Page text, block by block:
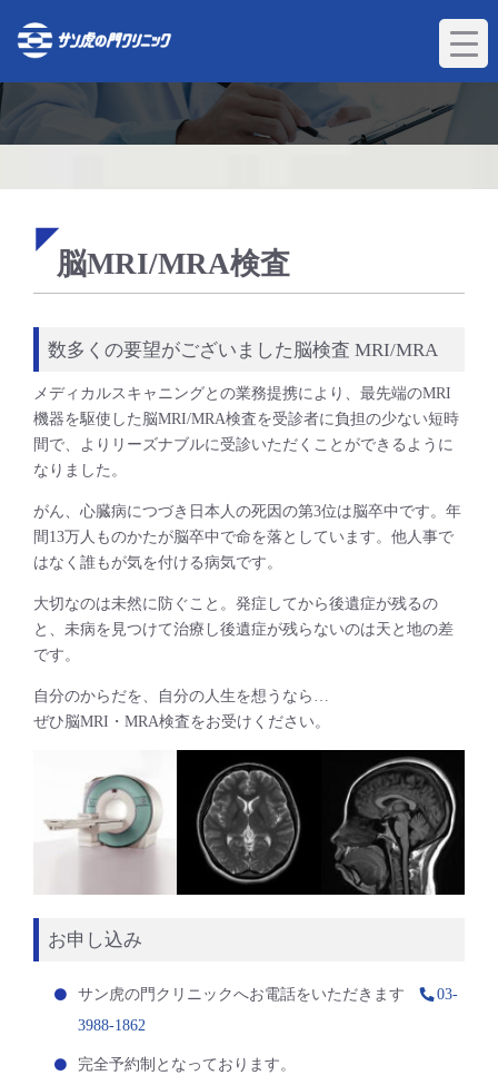
ン
ツ
キ
脳MRI/MRA検査
数多くの要望がございました脳検査 MRI/MRA
メディカルスキャニングとの業務提携により、最先端のMRI
機器を駆使した脳MRI/MRA検査を受診者に負担の少ない短時
間で、よりリーズナブルに受診いただくことができるように
なりました。
がん、心臓病につづき日本人の死因の第3位は脳卒中です。年
間13万人ものかたが脳卒中で命を落としています。他人事で
はなく誰もが気を付ける病気です。
大切なのは未然に防ぐこと。発症してから後遺症が残るの
と、未病を見つけて治療し後遺症が残らないのは天と地の差
です。
自分のからだを、自分の人生を想うなら…
ぜひ脳MRI・MRA検査をお受けください。
お申し込み
サン虎の門クリニックへお電話をいただきます
03-
3988-1862
完全予約制となっております。